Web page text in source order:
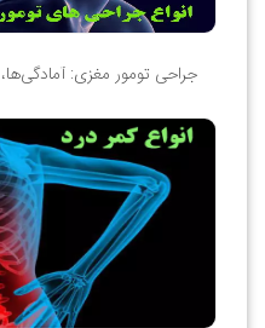
جراحی تومور مغزی: